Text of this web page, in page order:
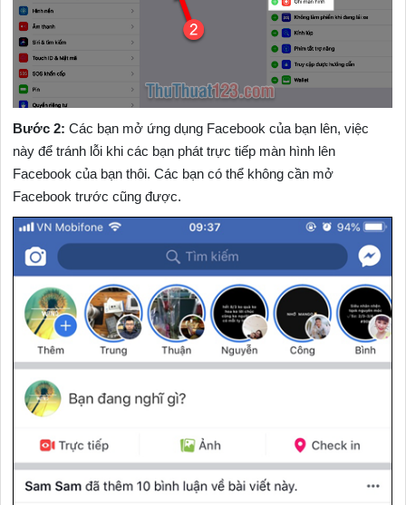
Bước 2: Các bạn mở ứng dụng Facebook của bạn lên, việc
này để tránh lỗi khi các bạn phát trực tiếp màn hình lên
Facebook của bạn thôi. Các bạn có thể không cần mở
Facebook trước cũng được.